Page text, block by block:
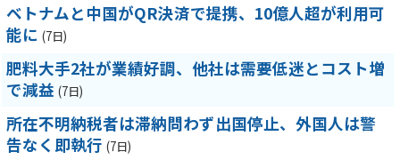
ベトナムと中国がQR決済で提携、10億人超が利用可
能に (7日)
肥料大手2社が業績好調、他社は需要低迷とコスト増
で減益 (7日)
所在不明納税者は滞納問わず出国停止、外国人は警
告なく即執行 (7日)